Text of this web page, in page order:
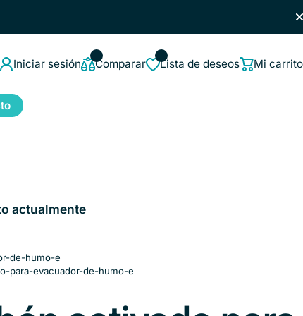
Iniciar sesión Comparar Lista de deseos Mi carrito
actualmente
de-humo-e
para-evacuador-de-humo-e